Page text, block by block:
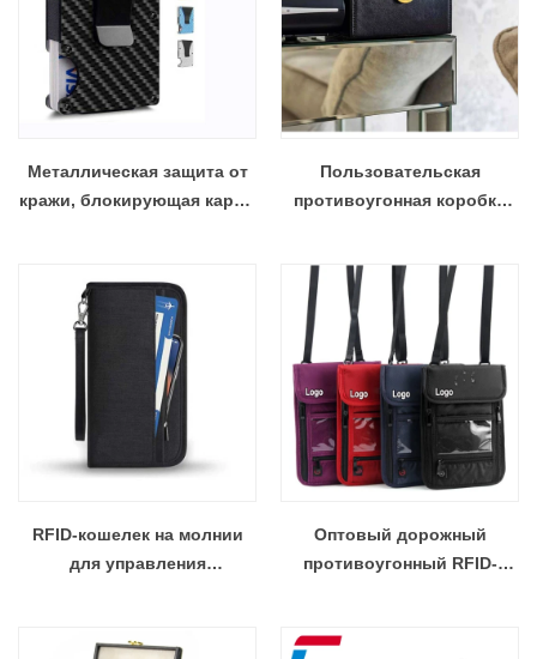
Металлическая защита от
кражи, блокирующая карта,
блокирующий кошелек,
оптовая продажа
Пользовательская
противоугонная коробка
автомобиля оптом
RFID-кошелек на молнии
для управления
оптовый торговец CXJ
Оптовый дорожный
противоугонный RFID-
уровнем безопасности